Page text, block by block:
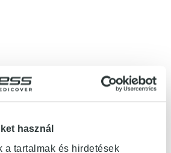
használ
a tartalmak és hirdetések